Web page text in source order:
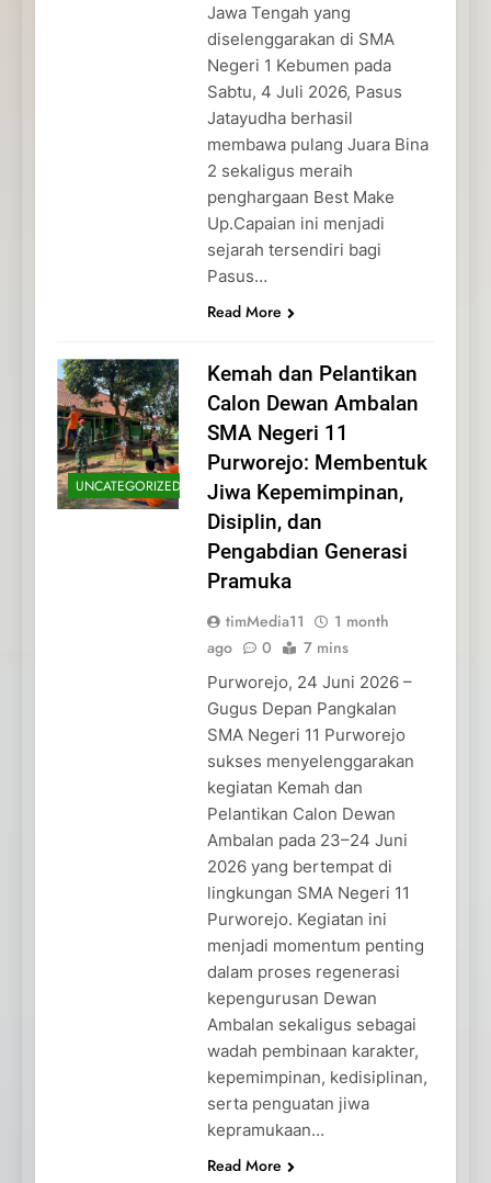
Jawa Tengah yang
diselenggarakan di SMA
Negeri 1 Kebumen pada
Sabtu, 4 Juli 2026, Pasus
Jatayudha berhasil
membawa pulang Juara Bina
2 sekaligus meraih
penghargaan Best Make
Up.Capaian ini menjadi
sejarah tersendiri bagi
Pasus…
Read More
UNCATEGORIZED
Kemah dan Pelantikan
Calon Dewan Ambalan
SMA Negeri 11
Purworejo: Membentuk
Jiwa Kepemimpinan,
Disiplin, dan
Pengabdian Generasi
Pramuka
timMedia11
1 month
ago
0 7 mins
Purworejo, 24 Juni 2026 –
Gugus Depan Pangkalan
SMA Negeri 11 Purworejo
sukses menyelenggarakan
kegiatan Kemah dan
Pelantikan Calon Dewan
Ambalan pada 23–24 Juni
2026 yang bertempat di
lingkungan SMA Negeri 11
Purworejo. Kegiatan ini
menjadi momentum penting
dalam proses regenerasi
kepengurusan Dewan
Ambalan sekaligus sebagai
wadah pembinaan karakter,
kepemimpinan, kedisiplinan,
serta penguatan jiwa
kepramukaan…
Read More